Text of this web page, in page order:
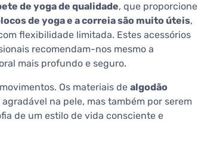
de yoga de qualidade, que proporcione
de yoga e a correia são muito úteis,
flexibilidade limitada. Estes acessórios
recomendam-nos mesmo a
mais profundo e seguro.
Os materiais de algodão
na pele, mas também por serem
de um estilo de vida consciente e